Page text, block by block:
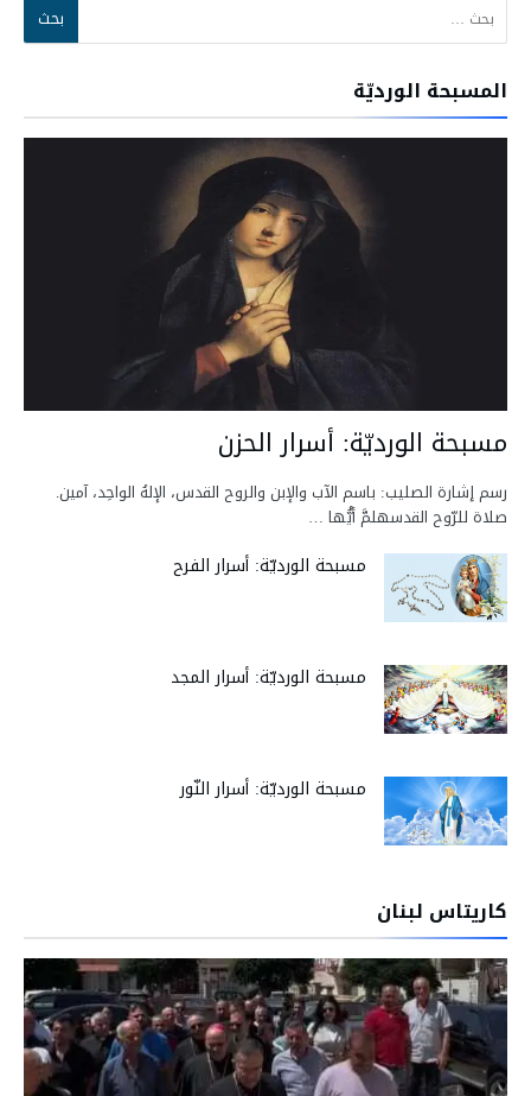
المسبحة الورديّة
مسبحة الورديّة: أسرار الحزن
رسم إشارة الصليب: باسم الآب والإبن والروح القدس، الإلهُ الواحِد، آمين.
صلاة للرّوح القدسهلمَّ أيُّها …
مسبحة الورديّة: أسرار الفرح
مسبحة الورديّة: أسرار المجد
مسبحة الورديّة: أسرار النّور
كاريتاس لبنان